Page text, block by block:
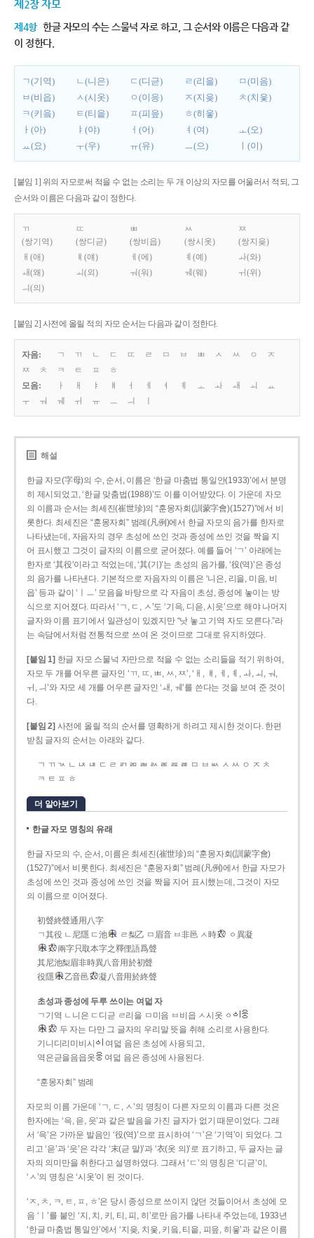
제2장 자모
제4항 한글 자모의 수는 스물넉 자로 하고, 그 순서와 이름은 다음과 같
이 정한다.
ㄱ(기역) ㄴ(니은) ㄷ(디귿) ㄹ(리을)
ㅁ(미음)
ㅂ(비읍)
ㅅ(시옷) ㅇ(이응) ㅈ(지읒)
ㅊ(치읓)
ㅋ(키읔)
ㅌ(티읕) ㅍ(피읖)
ㅎ(히읗)
ㅏ(아)
ㅑ(야) ㅓ(어) ㅕ(여)
ㅗ(오)
ㅛ(요)
ㅜ(우) ㅠ(유) ㅡ(으) ㅣ(이)
[붙임 1] 위의 자모로써 적을 수 없는 소리는 두 개 이상의 자모를 어울러서 적되, 그
순서와 이름은 다음과 같이 정한다.
ㄲ
(쌍기역)
ㄸ
(쌍디귿)
ㅃ
(쌍비읍)
ㅆ
(쌍시옷)
ㅉ
(쌍지읒)
ㅐ(애)
ㅒ(얘) ㅔ(에) ㅖ(예)
ㅘ(와)
ㅙ(왜)
ㅚ(외) ㅝ(워) ㅞ(웨)
ㅟ(위)
ㅢ(의)
[붙임 2] 사전에 올릴 적의 자모 순서는 다음과 같이 정한다.
자음: ㄱ ㄲ ㄴ ㄷ ㄸ ㄹ ㅁ ㅂ ㅃ ㅅ ㅆ ㅇ
ㅈ
ㅉ
ㅊ ㅋ ㅌ ㅍ
ㅎ
모음:
ㅏ ㅐ ㅑ ㅒ ㅓ ㅔ ㅕ ㅖ ㅗ ㅘ ㅙ ㅚ
ㅛ
ㅜ
ㅝ ㅞ ㅟ ㅠ ㅡ ㅢ
해설
한글 자모(字母)의 수, 순서, 이름은 ‘한글 마춤법 통일안(1933)’에서 분명
히 제시되었고, ‘한글 맞춤법(1988)’도 이를 이어받았다. 이 가운데 자모
의 이름과 순서는 최세진(崔世珍)의 “훈몽자회(訓蒙字會)(1527)”에서 비
롯한다. 최세진은 “훈몽자회” 범례(凡例)에서 한글 자모의 음가를 한자로
나타냈는데, 자음자의 경우 초성에 쓰인 것과 종성에 쓰인 것을 짝을 지
어 표시했고 그것이 글자의 이름으로 굳어졌다. 예를 들어 ‘ㄱ’ 아래에는
한자로 ‘其役’이라고 적었는데, ‘其(기)’는 초성의 음가를, ‘役(역)’은 종성
의 음가를 나타낸다. 기본적으로 자음자의 이름은 ‘니은, 리을, 미음, 비
읍’ 등과 같이 ‘ㅣㅡ’ 모음을 바탕으로 각 자음이 초성, 종성에 놓이는 방
식으로 지어졌다. 따라서 ‘ㄱ, ㄷ, ㅅ’도 ‘기윽, 디읃, 시읏’으로 해야 나머지
글자와 이름 표기에서 일관성이 있겠지만 “낫 놓고 기역 자도 모른다.”라
는 속담에서처럼 전통적으로 쓰여 온 것이므로 그대로 유지하였다.
[붙임 1] 한글 자모 스물넉 자만으로 적을 수 없는 소리들을 적기 위하여,
자모 두 개를 어우른 글자인 ‘ㄲ, ㄸ, ㅃ, ㅆ, ㅉ’, ‘ㅐ, ㅒ, ㅔ, ㅖ, ㅘ, ㅚ, ㅝ,
ㅟ, ㅢ’와 자모 세 개를 어우른 글자인 ‘ㅙ, ㅞ’를 쓴다는 것을 보여 준 것이
다.
[붙임 2] 사전에 올릴 적의 순서를 명확하게 하려고 제시한 것이다. 한편
받침 글자의 순서는 아래와 같다.
ㄱ ㄲ ㄳ ㄴ ㄵ ㄶ ㄷ ㄹ ㄺ ㄻ ㄼ ㄽ ㄾ ㄿ ㅀ ㅁ ㅂ ㅄ ㅅ ㅆ ㅇ ㅈ ㅊ
ㅋ ㅌ ㅍ ㅎ
더 알아보기
한글 자모 명칭의 유래
한글 자모의 수, 순서, 이름은 최세진(崔世珍)의 “훈몽자회(訓蒙字會)
(1527)”에서 비롯한다. 최세진은 “훈몽자회” 범례(凡例)에서 한글 자모가
초성에 쓰인 것과 종성에 쓰인 것을 짝을 지어 표시했는데, 그것이 자모
의 이름으로 이어졌다.
初聲終聲通用八字
ㄱ其役 ㄴ尼隱 ㄷ池
ㄹ梨乙 ㅁ眉音 ㅂ非邑 ㅅ時
ㆁ異凝
兩字只取本字之釋俚語爲聲
其尼池梨眉非時異八音用於初聲
役隱
乙音邑 凝八音用於終聲
초성과 종성에 두루 쓰이는 여덟 자
ㄱ기역 ㄴ니은 ㄷ디귿 ㄹ리을 ㅁ미음 ㅂ비읍 ㅅ시옷 ㆁ
두 자는 다만 그 글자의 우리말 뜻을 취해 소리로 사용한다.
기니디리미비시
여덟 음은 초성에 사용되고,
역은귿을음읍옷
여덟 음은 종성에 사용된다.
“훈몽자회” 범례
자모의 이름 가운데 ‘ㄱ, ㄷ, ㅅ’의 명칭이 다른 자모의 이름과 다른 것은
한자에는 ‘윽, 읃, 읏’과 같은 발음을 가진 글자가 없기 때문이었다. 그래
서 ‘윽’은 가까운 발음인 ‘役(역)’으로 표시하여 ‘ㄱ’은 ‘기역’이 되었다. 그
리고 ‘읃’과 ‘읏’은 각각 ‘末(귿 말)’과 ‘衣(옷 의)’로 표기하고, 두 글자는 글
자의 의미만을 취한다고 설명하였다. 그래서 ‘ㄷ’의 명칭은 ‘디귿’이,
‘ㅅ’의 명칭은 ‘시옷’이 된 것이다.
‘ㅈ, ㅊ, ㅋ, ㅌ, ㅍ, ㅎ’은 당시 종성으로 쓰이지 않던 것들이어서 초성에 모
음 ‘ㅣ’를 붙인 ‘지, 치, 키, 티, 피, 히’로만 음가를 나타내 주었는데, 1933년
‘한글 마춤법 통일안’에서 ‘지읒, 치읓, 키읔, 티읕, 피읖, 히읗’과 같은 이름